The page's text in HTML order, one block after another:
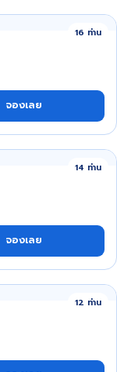
16 ท่าน
จองเลย
14 ท่าน
จองเลย
12 ท่าน